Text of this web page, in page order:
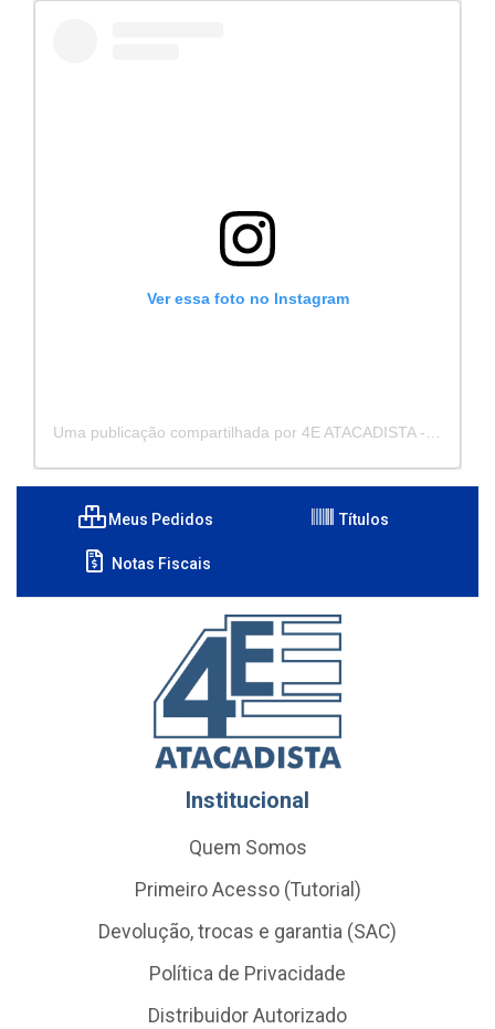
Ver essa foto no Instagram
Meus Pedidos Títulos
Notas Fiscais
Institucional
Quem Somos
Primeiro Acesso (Tutorial)
Devolução, trocas e garantia (SAC)
Política de Privacidade
Distribuidor Autorizado